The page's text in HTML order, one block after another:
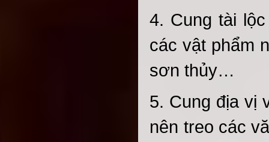
4. Cung tài
các vật phẩm
sơn thủy…
5. Cung địa vị
nên treo các